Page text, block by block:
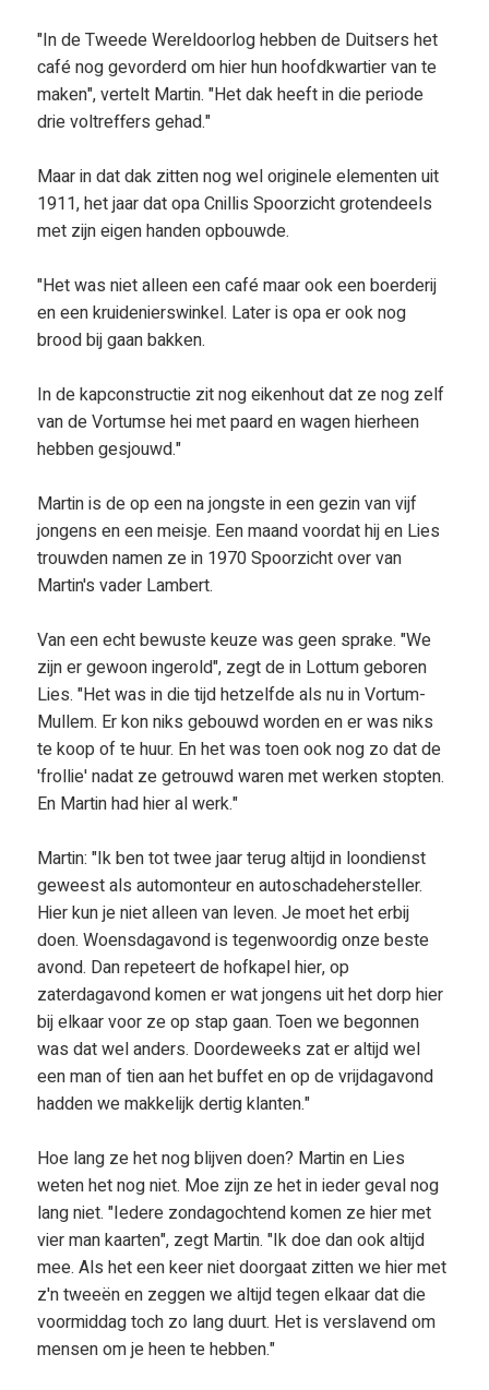
"In de Tweede Wereldoorlog hebben de Duitsers het
café nog gevorderd om hier hun hoofdkwartier van te
maken", vertelt Martin. "Het dak heeft in die periode
drie voltreffers gehad."
Maar in dat dak zitten nog wel originele elementen uit
1911, het jaar dat opa Cnillis Spoorzicht grotendeels
met zijn eigen handen opbouwde.
"Het was niet alleen een café maar ook een boerderij
en een kruidenierswinkel. Later is opa er ook nog
brood bij gaan bakken.
In de kapconstructie zit nog eikenhout dat ze nog zelf
van de Vortumse hei met paard en wagen hierheen
hebben gesjouwd."
Martin is de op een na jongste in een gezin van vijf
jongens en een meisje. Een maand voordat hij en Lies
trouwden namen ze in 1970 Spoorzicht over van
Martin's vader Lambert.
Van een echt bewuste keuze was geen sprake. "We
zijn er gewoon ingerold", zegt de in Lottum geboren
Lies. "Het was in die tijd hetzelfde als nu in Vortum-
Mullem. Er kon niks gebouwd worden en er was niks
te koop of te huur. En het was toen ook nog zo dat de
'frollie' nadat ze getrouwd waren met werken stopten.
En Martin had hier al werk."
Martin: "Ik ben tot twee jaar terug altijd in loondienst
geweest als automonteur en autoschadehersteller.
Hier kun je niet alleen van leven. Je moet het erbij
doen. Woensdagavond is tegenwoordig onze beste
avond. Dan repeteert de hofkapel hier, op
zaterdagavond komen er wat jongens uit het dorp hier
bij elkaar voor ze op stap gaan. Toen we begonnen
was dat wel anders. Doordeweeks zat er altijd wel
een man of tien aan het buffet en op de vrijdagavond
hadden we makkelijk dertig klanten."
Hoe lang ze het nog blijven doen? Martin en Lies
weten het nog niet. Moe zijn ze het in ieder geval nog
lang niet. "Iedere zondagochtend komen ze hier met
vier man kaarten", zegt Martin. "Ik doe dan ook altijd
mee. Als het een keer niet doorgaat zitten we hier met
z'n tweeën en zeggen we altijd tegen elkaar dat die
voormiddag toch zo lang duurt. Het is verslavend om
mensen om je heen te hebben."